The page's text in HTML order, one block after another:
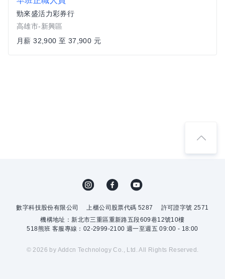
勁來盛活力彩券行
高雄市-新興區
月薪 32,900 至 37,900 元
數字科技股份有限公司 上櫃公司股票代碼 5287
許可證字號 2571
機構地址：新北市三重區重新路五段609巷12號10樓
518熊班 客服專線：02-2999-2100 週一至週五 09:00 - 18:00
© 2026 by Addcn Technology Co., Ltd. All Rights Reserved.